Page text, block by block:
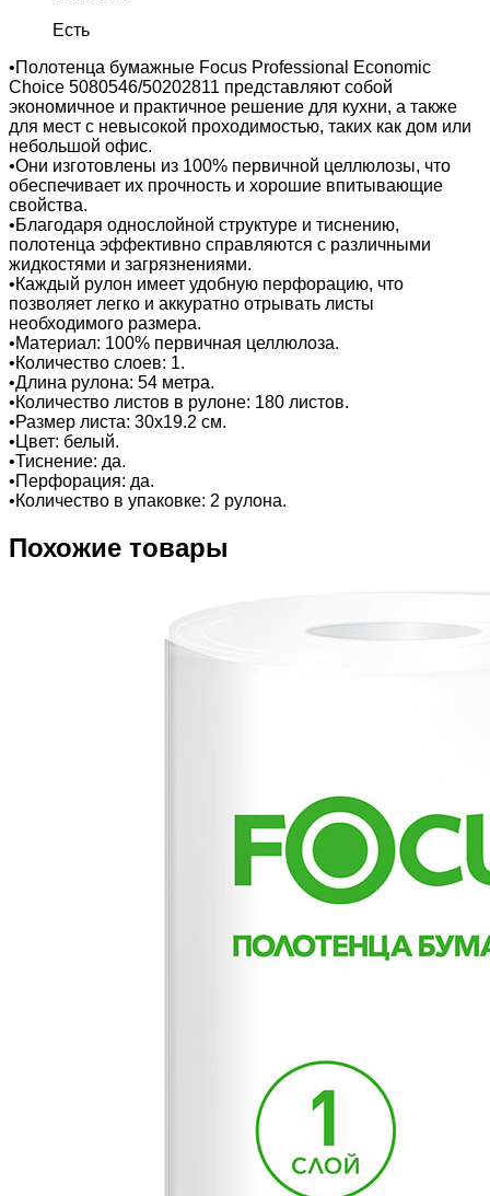
Есть
•Полотенца бумажные Focus Professional Economic
Choice 5080546/50202811 представляют собой
экономичное и практичное решение для кухни, а также
для мест с невысокой проходимостью, таких как дом или
небольшой офис.
•Они изготовлены из 100% первичной целлюлозы, что
обеспечивает их прочность и хорошие впитывающие
свойства.
•Благодаря однослойной структуре и тиснению,
полотенца эффективно справляются с различными
жидкостями и загрязнениями.
•Каждый рулон имеет удобную перфорацию, что
позволяет легко и аккуратно отрывать листы
необходимого размера.
•Материал: 100% первичная целлюлоза.
•Количество слоев: 1.
•Длина рулона: 54 метра.
•Количество листов в рулоне: 180 листов.
•Размер листа: 30x19.2 см.
•Цвет: белый.
•Тиснение: да.
•Перфорация: да.
•Количество в упаковке: 2 рулона.
Похожие товары